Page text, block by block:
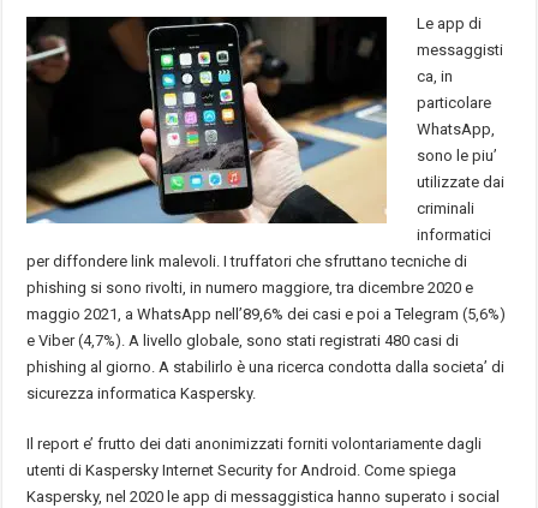
Le app di
messaggisti
ca, in
particolare
WhatsApp,
sono le piu’
utilizzate dai
criminali
informatici
per diffondere link malevoli. I truffatori che sfruttano tecniche di
phishing si sono rivolti, in numero maggiore, tra dicembre 2020 e
maggio 2021, a WhatsApp nell’89,6% dei casi e poi a Telegram (5,6%)
e Viber (4,7%). A livello globale, sono stati registrati 480 casi di
phishing al giorno. A stabilirlo è una ricerca condotta dalla societa’ di
sicurezza informatica Kaspersky.
Il report e’ frutto dei dati anonimizzati forniti volontariamente dagli
utenti di Kaspersky Internet Security for Android. Come spiega
Kaspersky, nel 2020 le app di messaggistica hanno superato i social